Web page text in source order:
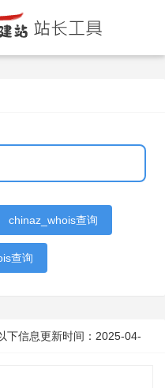
chinaz_whois查询
查询
下信息更新时间： 2025-04-